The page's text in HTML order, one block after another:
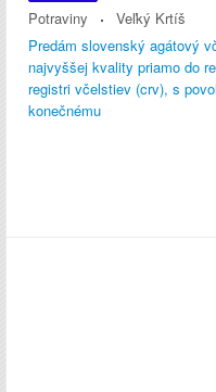
Potraviny
Veľký Krtíš
Predám slovenský agátový
najvyššej kvality priamo do
registri včelstiev (crv), s
konečnému